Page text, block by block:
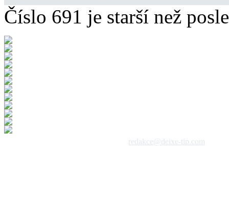
Číslo 691 je starší než
redakce@deixe-tip.com